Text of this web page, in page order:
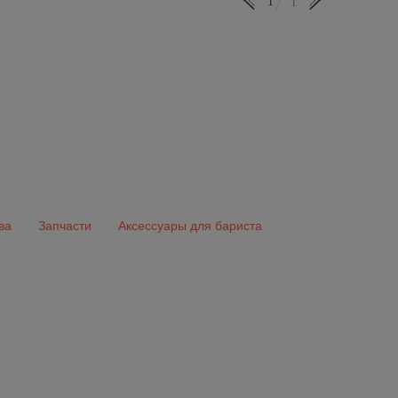
Запчасти Аксессуары для бариста